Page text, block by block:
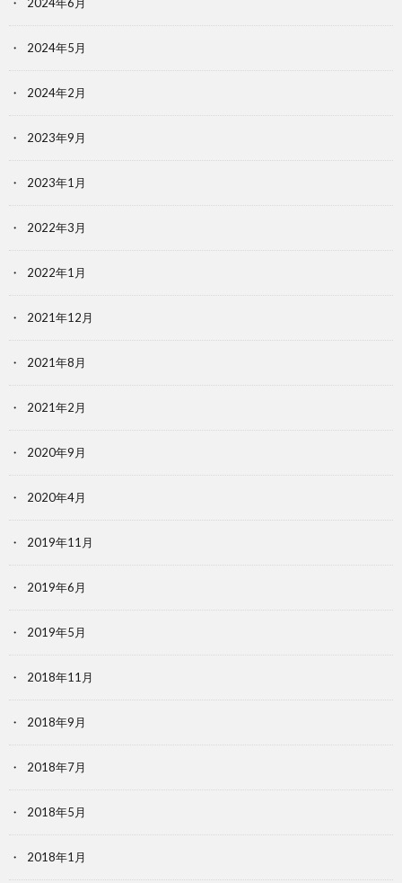
2024年6月
2024年5月
2024年2月
2023年9月
2023年1月
2022年3月
2022年1月
2021年12月
2021年8月
2021年2月
2020年9月
2020年4月
2019年11月
2019年6月
2019年5月
2018年11月
2018年9月
2018年7月
2018年5月
2018年1月